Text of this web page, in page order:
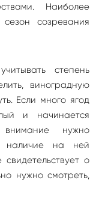
Наиболее
созревания
степень
виноградную
Если много ягод
и начинается
внимание нужно
наличие на ней
о
нужно смотреть,